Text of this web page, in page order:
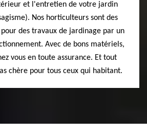
et l'entretien de votre jardin
Nos horticulteurs sont des
des travaux de jardinage par un
Avec de bons matériels,
vous en toute assurance. Et tout
chère pour tous ceux qui habitant.